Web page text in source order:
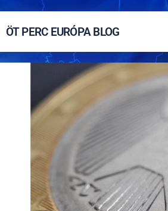
ÖT PERC EURÓPA BLOG